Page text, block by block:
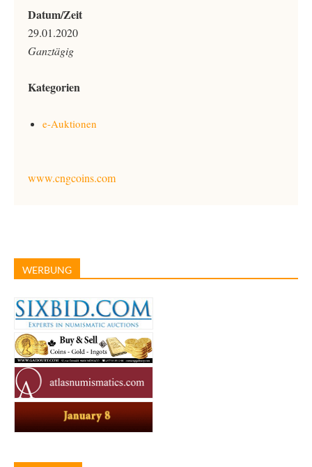
Datum/Zeit
29.01.2020
Ganztägig
Kategorien
e-Auktionen
www.cngcoins.com
WERBUNG